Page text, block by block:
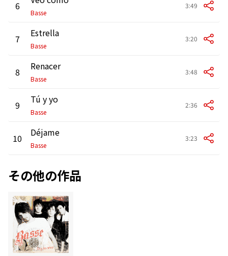
6
Basse
3:49
7 Estrella
Basse
3:20
8 Renacer
Basse
3:48
9 Tú y yo
Basse
2:36
10 Déjame
Basse
3:23
その他の作品